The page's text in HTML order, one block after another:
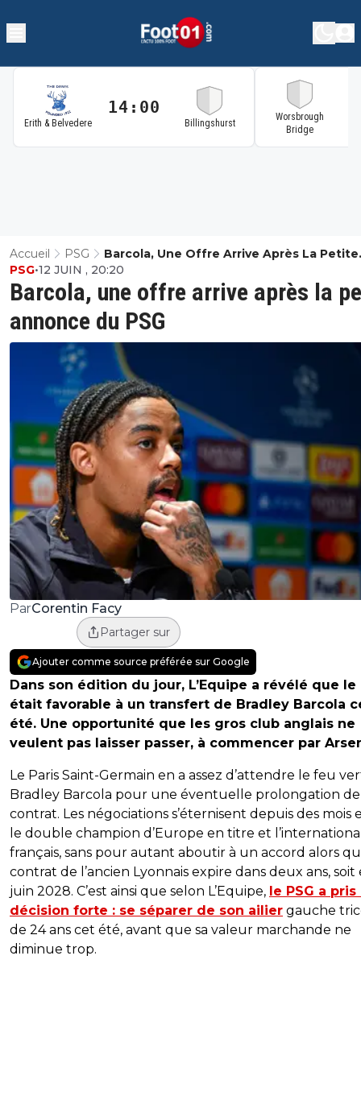
Erith & Belvedere
14:00
Billingshurst
Worsbrough
Bridge
Accueil PSG
Barcola, Une Offre Arrive Après La Petite
Annonce Du PSG
Barcola, une offre arrive après la
annonce du PSG
PSG•12 JUIN , 20:20
ParCorentin Facy
Partager sur
Ajouter comme source préférée sur Google
Dans son édition du jour, L’Equipe a révélé que le
était favorable à un transfert de Bradley Barcola
été. Une opportunité que les gros club anglais ne
veulent pas laisser passer, à commencer par
Le Paris Saint-Germain en a assez d’attendre le feu
Bradley Barcola pour une éventuelle prolongation de
contrat. Les négociations s’éternisent depuis des mois
le double champion d’Europe en titre et
français, sans pour autant aboutir à un accord alors
contrat de l’ancien Lyonnais expire dans deux ans, soit
juin 2028. C’est ainsi que selon L’Equipe, le PSG a pris
décision forte : se séparer de son ailier gauche
de 24 ans cet été, avant que sa valeur marchande ne
diminue trop.